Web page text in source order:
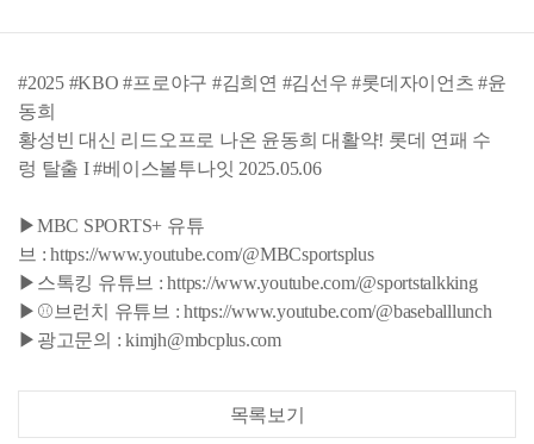
#2025 #KBO #프로야구 #김희연 #김선우 #롯데자이언츠 #윤
동희
황성빈 대신 리드오프로 나온 윤동희 대활약! 롯데 연패 수
렁 탈출 I #베이스볼투나잇 2025.05.06
▶MBC SPORTS+ 유튜
브 : https://www.youtube.com/@MBCsportsplus
▶스톡킹 유튜브 : https://www.youtube.com/@sportstalkking
▶⚾브런치 유튜브 : https://www.youtube.com/@baseballlunch
▶광고문의 : kimjh@mbcplus.com
목록보기